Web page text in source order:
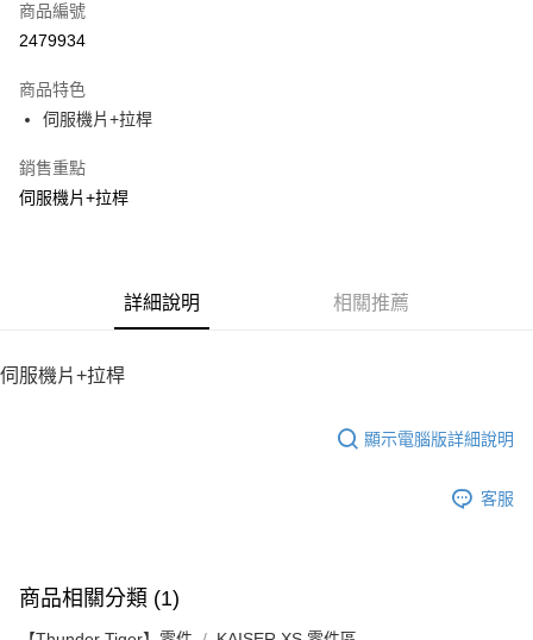
LINE Pay
街口支付
悠遊付
ATM付款
每筆NT$100，滿NT$2,000(含以上)免運費
商品編號
2479934
商品特色
伺服機片+拉桿
銷售重點
伺服機片+拉桿
詳細說明 相關推薦
伺服機片+拉桿
顯示電腦版詳細說明
客服
商品相關分類 (1)